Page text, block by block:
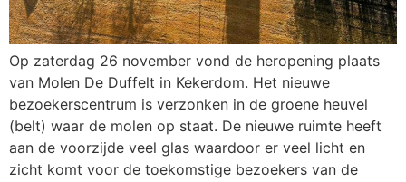
Op zaterdag 26 november vond de heropening plaats
van Molen De Duffelt in Kekerdom. Het nieuwe
bezoekerscentrum is verzonken in de groene heuvel
(belt) waar de molen op staat. De nieuwe ruimte heeft
aan de voorzijde veel glas waardoor er veel licht en
zicht komt voor de toekomstige bezoekers van de